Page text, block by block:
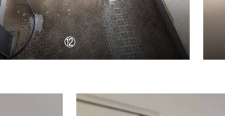
⑫